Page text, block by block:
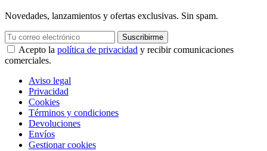
Novedades, lanzamientos y ofertas exclusivas. Sin spam.
Suscribirme
Acepto la política de privacidad y recibir comunicaciones
comerciales.
Aviso legal
Privacidad
Cookies
Términos y condiciones
Devoluciones
Envíos
Gestionar cookies